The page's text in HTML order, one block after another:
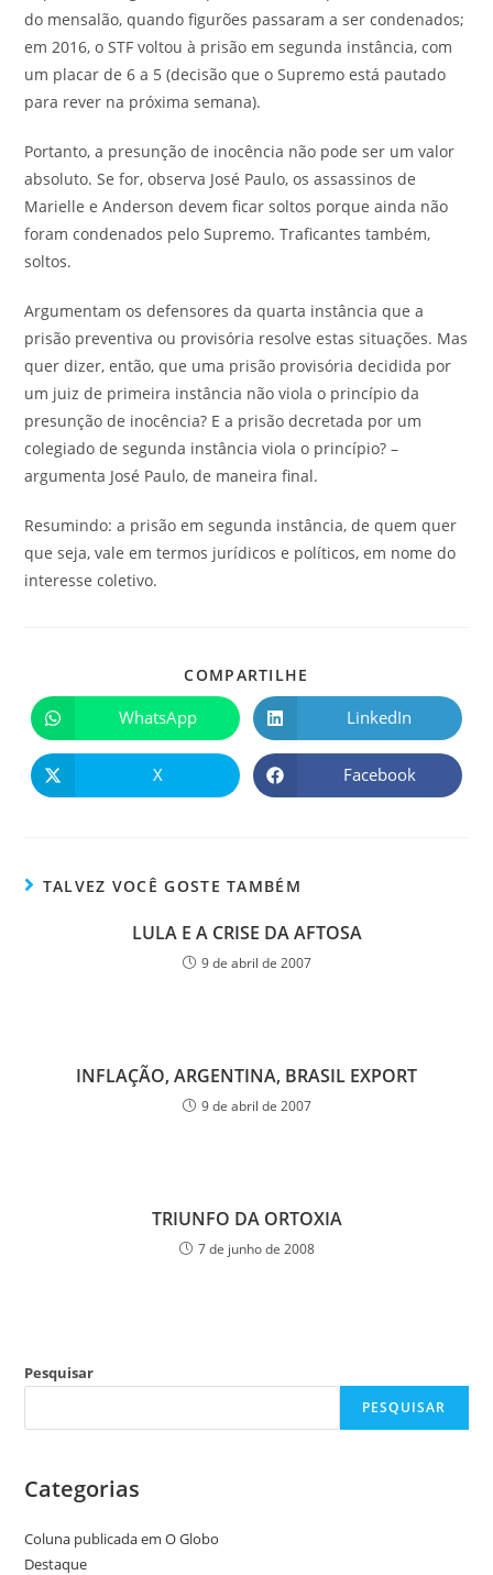
do mensalão, quando figurões passaram a ser condenados;
em 2016, o STF voltou à prisão em segunda instância, com
um placar de 6 a 5 (decisão que o Supremo está pautado
para rever na próxima semana).
Portanto, a presunção de inocência não pode ser um valor
absoluto. Se for, observa José Paulo, os assassinos de
Marielle e Anderson devem ficar soltos porque ainda não
foram condenados pelo Supremo. Traficantes também,
soltos.
Argumentam os defensores da quarta instância que a
prisão preventiva ou provisória resolve estas situações. Mas
quer dizer, então, que uma prisão provisória decidida por
um juiz de primeira instância não viola o princípio da
presunção de inocência? E a prisão decretada por um
colegiado de segunda instância viola o princípio? –
argumenta José Paulo, de maneira final.
Resumindo: a prisão em segunda instância, de quem quer
que seja, vale em termos jurídicos e políticos, em nome do
interesse coletivo.
COMPARTILHE
WhatsApp LinkedIn
X Facebook
TALVEZ VOCÊ GOSTE TAMBÉM
LULA E A CRISE DA AFTOSA
9 de abril de 2007
INFLAÇÃO, ARGENTINA, BRASIL EXPORT
9 de abril de 2007
TRIUNFO DA ORTOXIA
7 de junho de 2008
Pesquisar
PESQUISAR
Categorias
Coluna publicada em O Globo
Destaque